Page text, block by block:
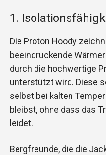
1.
Die Proton Hoody
beeindruckende
durch die hochwertige
unterstützt wird. Diese
selbst bei kalten
bleibst, ohne dass das
leidet.
Bergfreunde, die die